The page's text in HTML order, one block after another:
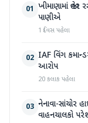
01 ખીમાણામાં
પાણીએ
1 દિવસ પહેલા
02 IAF વિંગ
આરોપ
20 કલાક પહેલા
03 નેનાવા-સાંચોર
વાહનચાલકો